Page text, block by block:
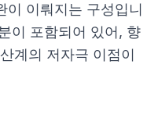
이 이뤄지는 구성입니
이 포함되어 있어, 향
계의 저자극 이점이